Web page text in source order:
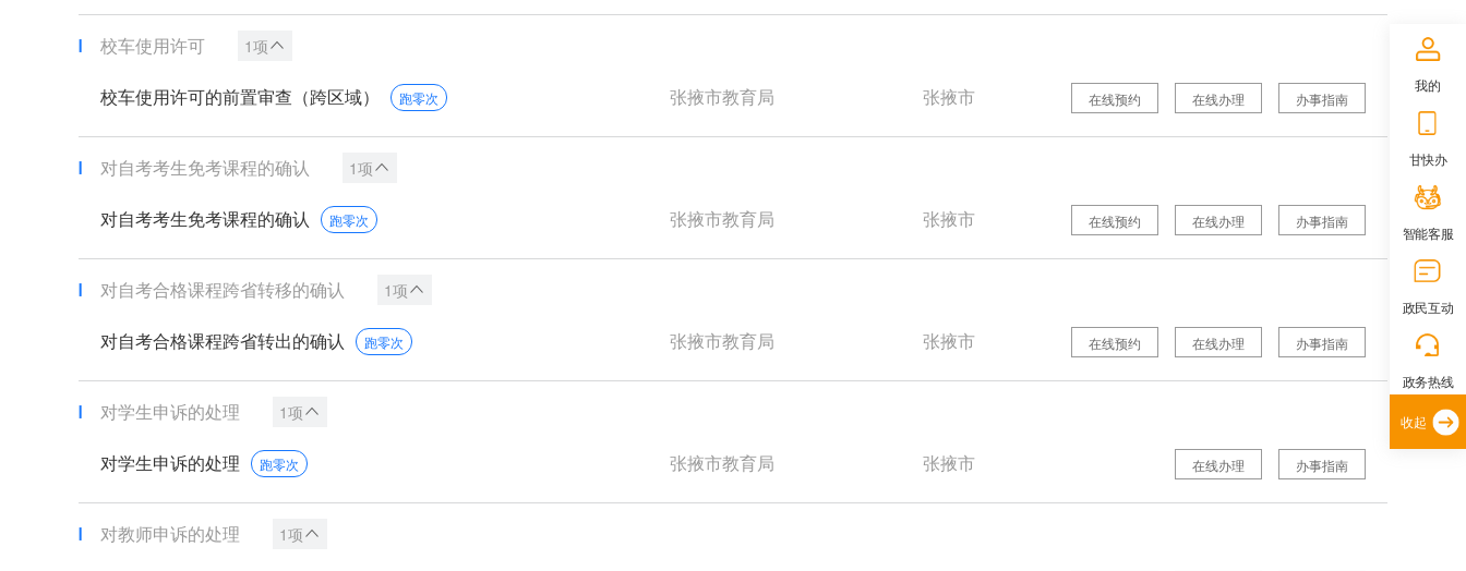
校车使用许可 1项
校车使用许可的前置审查（跨区域） 跑零次 张掖市教育局 张掖市 办事指南
在线办理
在线预约
对自考考生免考课程的确认 1项
对自考考生免考课程的确认 跑零次 张掖市教育局 张掖市 办事指南
在线办理
在线预约
对自考合格课程跨省转移的确认 1项
对自考合格课程跨省转出的确认 跑零次 张掖市教育局 张掖市 办事指南
在线办理
在线预约
对学生申诉的处理 1项
对学生申诉的处理 跑零次 张掖市教育局 张掖市 办事指南
在线办理
对教师申诉的处理 1项
我的
甘快办
智能客服
政民互动
政务热线
收起